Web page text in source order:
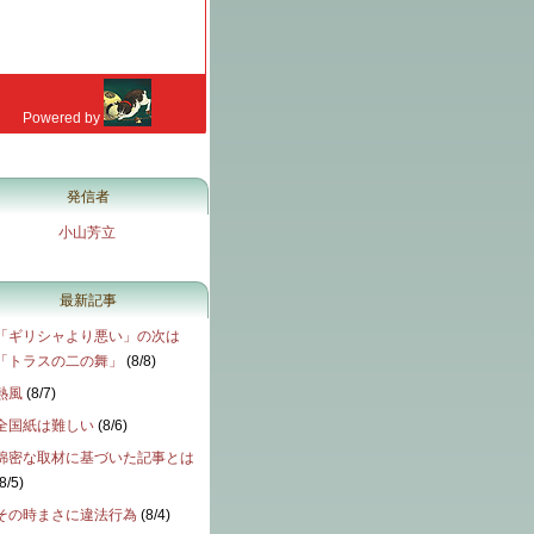
発信者
小山芳立
最新記事
ギリシャより悪い」の次は
トラスの二の舞」
(8/8)
風 (8/7)
国紙は難しい (8/6)
密な取材に基づいた記事とは
8/5)
の時まさに違法行為 (8/4)